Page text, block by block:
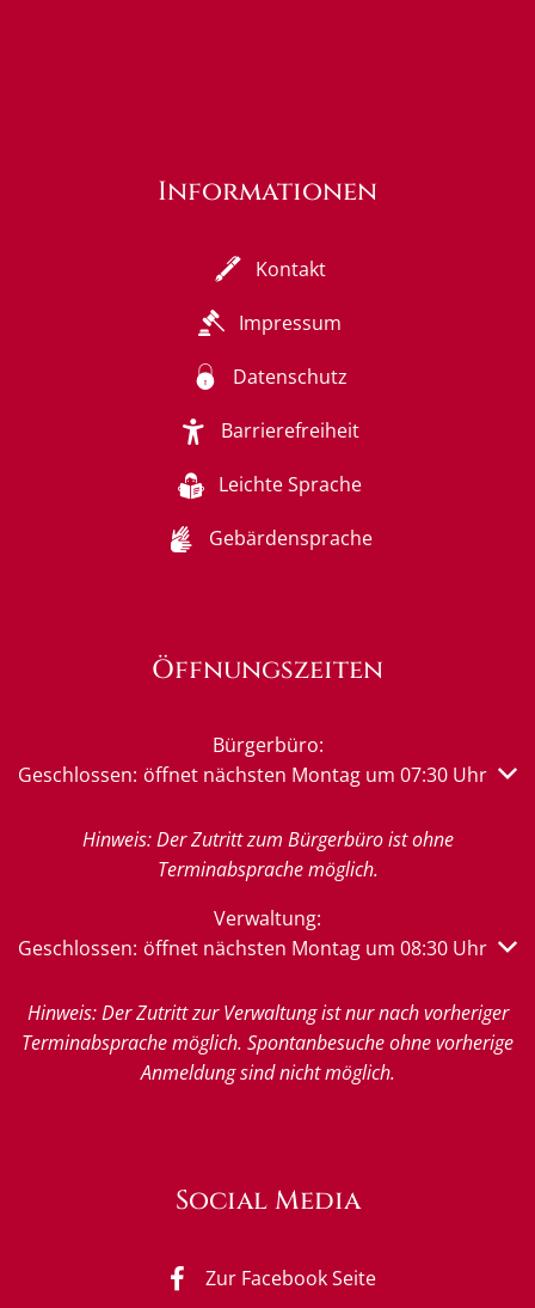
Informationen
Kontakt
Impressum
Datenschutz
Barrierefreiheit
Leichte Sprache
Gebärdensprache
Öffnungszeiten
Bürgerbüro:
Klicken, um weitere Öffnungs- oder Schließzeiten
Geschlossen: öffnet nächsten Montag um 07:30 Uhr
Hinweis: Der Zutritt zum Bürgerbüro ist ohne
Terminabsprache möglich.
Verwaltung:
Klicken, um weitere Öffnungs- oder Schließzeiten
Geschlossen: öffnet nächsten Montag um 08:30 Uhr
Hinweis: Der Zutritt zur Verwaltung ist nur nach vorheriger
Terminabsprache möglich. Spontanbesuche ohne vorherige
Anmeldung sind nicht möglich.
Social Media
Zur Facebook Seite